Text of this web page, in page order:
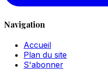
Navigation
Accueil
Plan du site
S'abonner